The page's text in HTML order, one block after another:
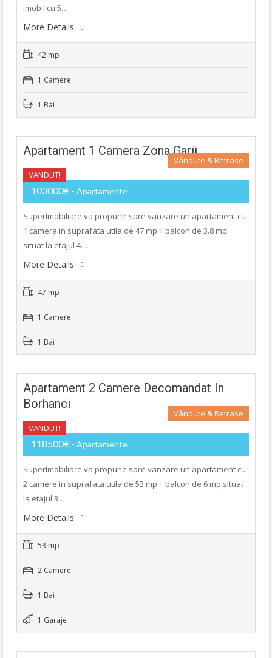
imobil cu 5…
More Details
42 mp
1 Camere
1 Bai
Apartament 1 Camera Zona Garii
VANDUT!
Vândute & Retrase
103000€ - Apartamente
SuperImobiliare va propune spre vanzare un apartament cu
1 camera in suprafata utila de 47 mp + balcon de 3.8 mp
situat la etajul 4…
More Details
47 mp
1 Camere
1 Bai
Apartament 2 Camere Decomandat In
Borhanci
VANDUT!
Vândute & Retrase
118500€ - Apartamente
SuperImobiliare va propune spre vanzare un apartament cu
2 camere in suprafata utila de 53 mp + balcon de 6 mp situat
la etajul 3…
More Details
53 mp
2 Camere
1 Bai
1 Garaje